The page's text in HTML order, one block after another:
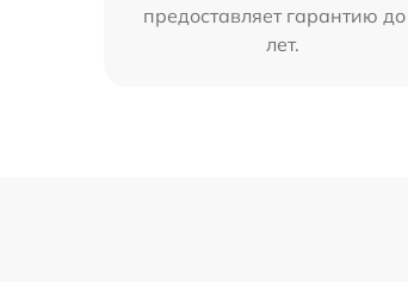
предоставляет гарантию
лет.